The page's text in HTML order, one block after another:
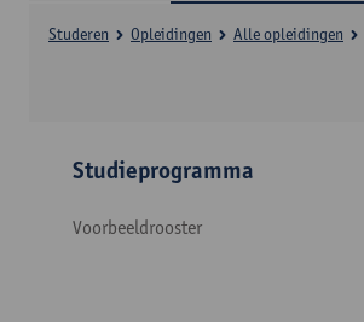
Studeren Opleidingen Alle opleidingen
Studieprogramma
Voorbeeldrooster